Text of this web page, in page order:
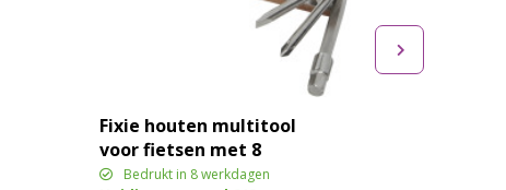
Fixie houten multitool
voor fietsen met 8
functies
Bedrukt in 8 werkdagen